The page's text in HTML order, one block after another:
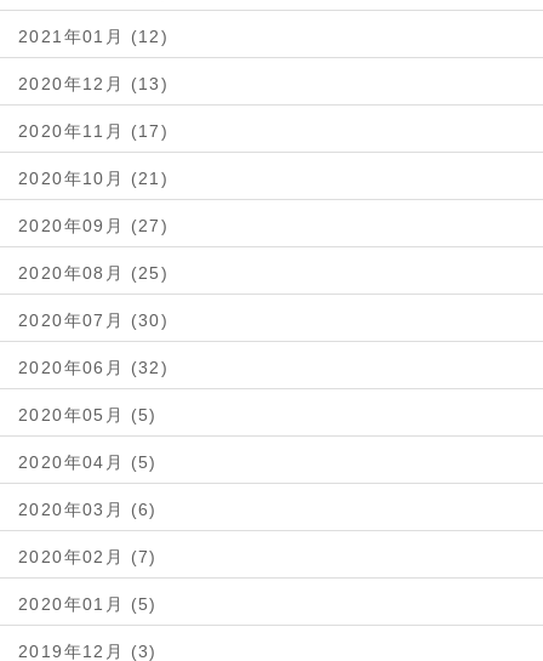
2021年01月 (12)
2020年12月 (13)
2020年11月 (17)
2020年10月 (21)
2020年09月 (27)
2020年08月 (25)
2020年07月 (30)
2020年06月 (32)
2020年05月 (5)
2020年04月 (5)
2020年03月 (6)
2020年02月 (7)
2020年01月 (5)
2019年12月 (3)